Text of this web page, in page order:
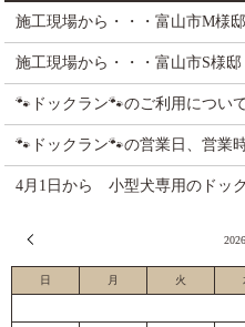
施工現場から・・・富山市M様邸
施工現場から・・・富山市S様邸
🐾ドックラン🐾のご利用につい
🐾ドックラン🐾の営業日、営業
4月1日から 小型犬専用のドッ
日 月 火